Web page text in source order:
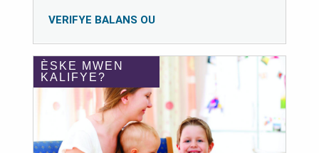
VERIFYE BALANS OU
ÈSKE MWEN
KALIFYE?